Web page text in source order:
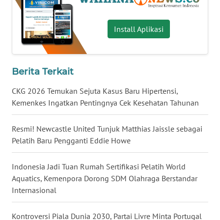
Install Aplikasi
Berita Terkait
CKG 2026 Temukan Sejuta Kasus Baru Hipertensi,
Kemenkes Ingatkan Pentingnya Cek Kesehatan Tahunan
Resmi! Newcastle United Tunjuk Matthias Jaissle sebagai
Pelatih Baru Pengganti Eddie Howe
Indonesia Jadi Tuan Rumah Sertifikasi Pelatih World
Aquatics, Kemenpora Dorong SDM Olahraga Berstandar
Internasional
Kontroversi Piala Dunia 2030, Partai Livre Minta Portugal
WN
BABEL
WN
BENGKULU
LAMPUNG
WN